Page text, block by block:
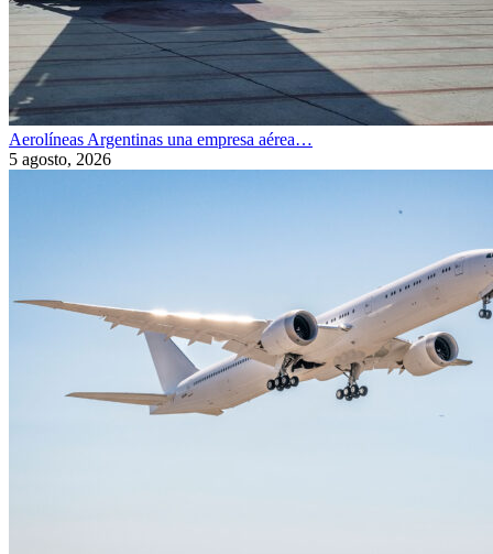
Aerolíneas Argentinas una empresa aérea…
5 agosto, 2026